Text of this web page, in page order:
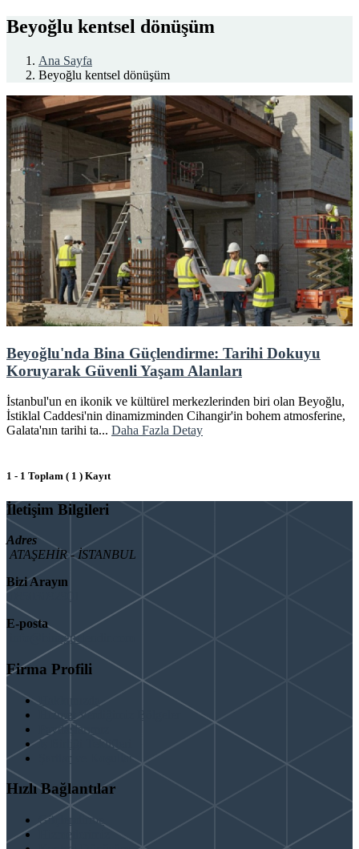
Beyoğlu kentsel dönüşüm
Ana Sayfa
Beyoğlu kentsel dönüşüm
Beyoğlu'nda Bina Güçlendirme: Tarihi Dokuyu
Koruyarak Güvenli Yaşam Alanları
İstanbul'un en ikonik ve kültürel merkezlerinden biri olan Beyoğlu,
İstiklal Caddesi'nin dinamizminden Cihangir'in bohem atmosferine,
Galata'nın tarihi ta... Daha Fazla Detay
1 - 1 Toplam ( 1 ) Kayıt
İletişim Bilgileri
Adres
ATAŞEHİR - İSTANBUL
Bizi Arayın
E-posta
info@binaguclendir.com
Firma Profili
Hakkımızda
Hizmet Verdiğimiz Bölgeler
Paydaşlarımız
İş Birliği Teklifleri
Şartlar ve Koşullar
Hızlı Bağlantılar
Güçlendirme
Hizmetlerimiz